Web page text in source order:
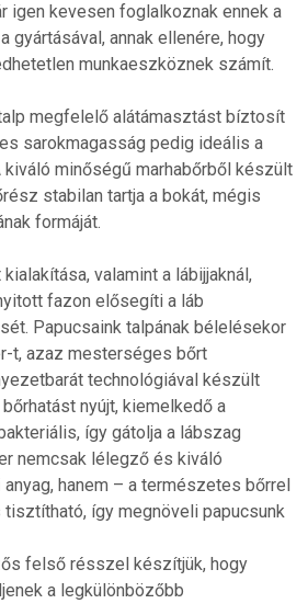
igen kevesen foglalkoznak ennek a
gyártásával, annak ellenére, hogy
munkaeszköznek számít.
megfelelő alátámasztást bíztosít
sarokmagasság pedig ideális a
minőségű marhabőrből készült
stabilan tartja a bokát, mégis
formáját.
valamint a lábijjaknál,
fazon elősegíti a láb
Papucsaink talpának bélelésekor
t, azaz mesterséges bőrt
technológiával készült
nyújt, kiemelkedő a
így gátolja a lábszag
nemcsak lélegző és kiváló
hanem – a természetes bőrrel
így megnöveli papucsunk
felső résszel készítjük, hogy
a legkülönbözőbb